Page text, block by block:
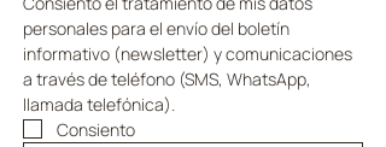
personales para el envío del boletín
informativo (newsletter) y comunicaciones
a través de teléfono (SMS, WhatsApp,
llamada telefónica).
Consiento